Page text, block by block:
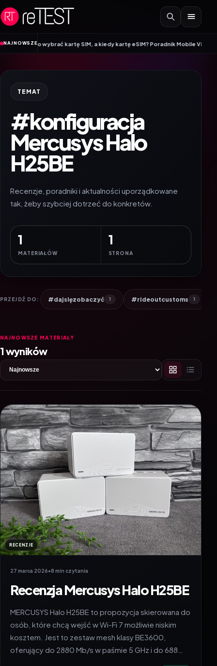
Przejdź do treści
NAJNOWSZE
wybrać kartę SIM, a kiedy kartę eSIM? Poradnik Mobile Vikings•
TEMAT
#konfiguracja
Mercusys Halo
H25BE
Recenzje, poradniki i aktualności uporządkowane
tak, żeby szybciej dotrzeć do konkretów.
1
MATERIAŁÓW
1
STRONA
PRZEJDŹ DO: #dajsięzobaczyć 1 #rideoutcustoms 1
NAJNOWSZE MATERIAŁY
1 wyników
RECENZJE
27 marca 2026•8 min czytania
Recenzja Mercusys Halo H25BE
MERCUSYS Halo H25BE to propozycja skierowana do
osób, które chcą wejść w Wi-Fi 7 możliwie niskim
kosztem. Jest to zestaw mesh klasy BE3600,
oferujący do 2880 Mb/s w paśmie 5 GHz i do 688…